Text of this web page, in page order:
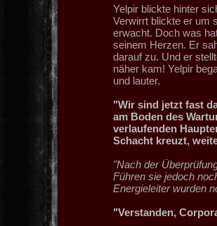
Yelpir blickte hinter
Verwirrt blickte er um
erwacht. Doch was
seinem Herzen. Er
darauf zu. Und er
näher kam! Yelpir
und lauter.
"Wir sind jetzt fast
am Boden des
verlaufenden
Schacht kreuzt,
"Nach der
Führen sie jedoch
Energieleiter wurden
"Verstanden,